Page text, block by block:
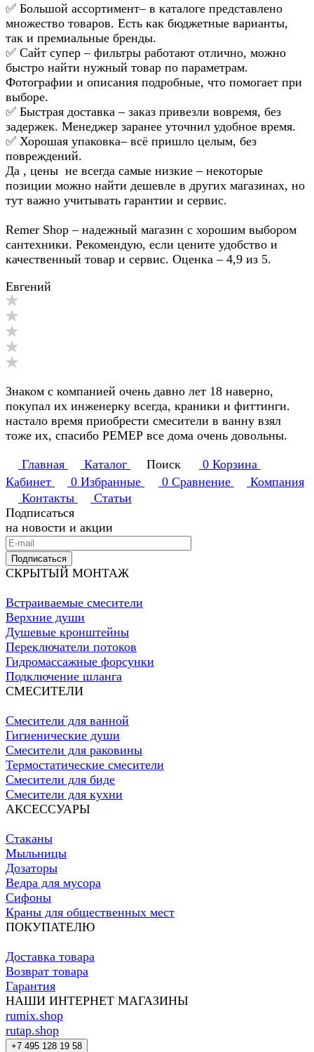
✅ Большой ассортимент– в каталоге представлено
множество товаров. Есть как бюджетные варианты,
так и премиальные бренды.
✅ Сайт супер – фильтры работают отлично, можно
быстро найти нужный товар по параметрам.
Фотографии и описания подробные, что помогает при
выборе.
✅ Быстрая доставка – заказ привезли вовремя, без
задержек. Менеджер заранее уточнил удобное время.
✅ Хорошая упаковка– всё пришло целым, без
повреждений.
Да , цены не всегда самые низкие – некоторые
позиции можно найти дешевле в других магазинах, но
тут важно учитывать гарантии и сервис.
Remer Shop – надежный магазин с хорошим выбором
сантехники. Рекомендую, если цените удобство и
качественный товар и сервис. Оценка – 4,9 из 5.
Евгений
Знаком с компанией очень давно лет 18 наверно,
покупал их инженерку всегда, краники и фиттинги.
настало время приобрести смесители в ванну взял
тоже их, спасибо РЕМЕР все дома очень довольны.
Главная Каталог Поиск 0 Корзина
Кабинет
0 Избранные 0 Сравнение
Компания
Контакты
Статьи
Подписаться
на новости и акции
Подписаться
СКРЫТЫЙ МОНТАЖ
Встраиваемые смесители
Верхние души
Душевые кронштейны
Переключатели потоков
Гидромассажные форсунки
Подключение шланга
СМЕСИТЕЛИ
Смесители для ванной
Гигиенические души
Смесители для раковины
Термостатические смесители
Смесители для биде
Смесители для кухни
АКСЕССУАРЫ
Стаканы
Мыльницы
Дозаторы
Ведра для мусора
Сифоны
Краны для общественных мест
ПОКУПАТЕЛЮ
Доставка товара
Возврат товара
Гарантия
НАШИ ИНТЕРНЕТ МАГАЗИНЫ
rumix.shop
rutap.shop
+7 495 128 19 58